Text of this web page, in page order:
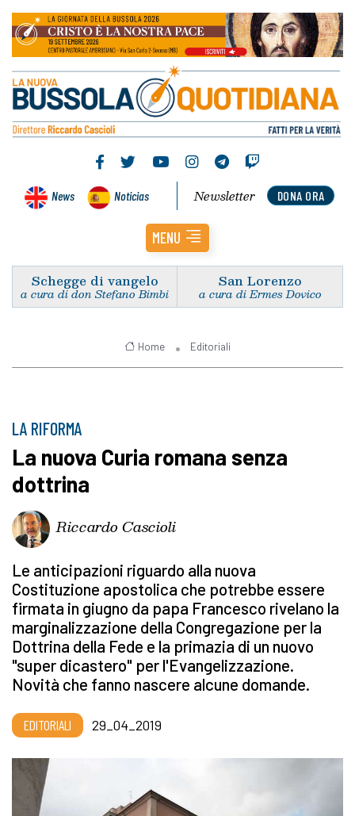
News Noticias DONA ORA
Newsletter
MENU
Schegge di vangelo
a cura di don Stefano Bimbi
San Lorenzo
a cura di Ermes Dovico
Home Editoriali
LA RIFORMA
La nuova Curia romana senza
dottrina
Riccardo Cascioli
Le anticipazioni riguardo alla nuova
Costituzione apostolica che potrebbe essere
firmata in giugno da papa Francesco rivelano la
marginalizzazione della Congregazione per la
Dottrina della Fede e la primazia di un nuovo
"super dicastero" per l'Evangelizzazione.
Novità che fanno nascere alcune domande.
EDITORIALI 29_04_2019